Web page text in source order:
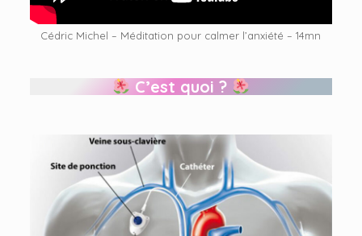
Cédric Michel – Méditation pour calmer l’anxiété – 14mn
C’est quoi ?